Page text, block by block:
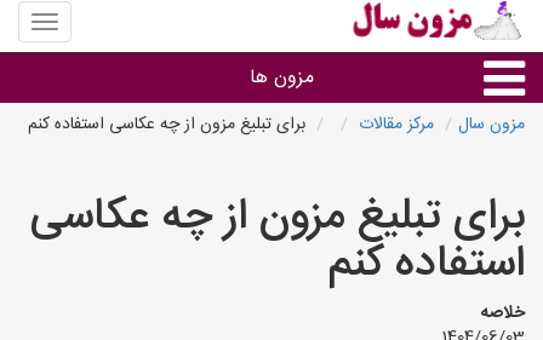
منوی
سایت
سال
مزون ها
استان ها
مزون سال مرکز مقالات برای تبلیغ مزون از چه عکاسی استفاده کنم
برای تبلیغ مزون از چه عکاسی
استفاده کنم
خلاصه